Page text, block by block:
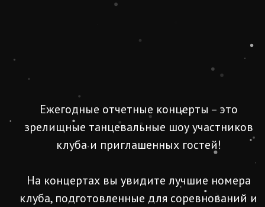
Ежегодные отчетные концерты – это
зрелищные танцевальные шоу участников
клуба и приглашенных гостей!
На концертах вы увидите лучшие номера
клуба, подготовленные для соревнований и